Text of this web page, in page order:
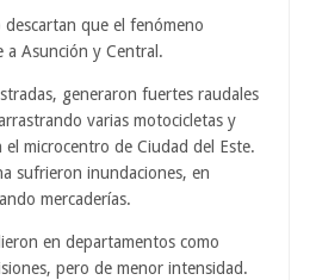
que el fenómeno
a Asunción y Central.
generaron fuertes raudales
varias motocicletas y
microcentro de Ciudad del Este.
sufrieron inundaciones, en
mercaderías.
en departamentos como
pero de menor intensidad.